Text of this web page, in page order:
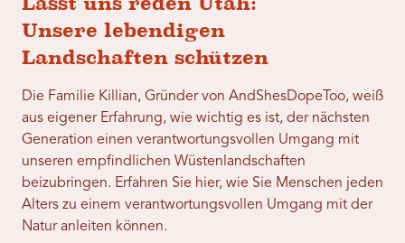
Unsere lebendigen
Landschaften schützen
Die Familie Killian, Gründer von AndShesDopeToo, weiß
aus eigener Erfahrung, wie wichtig es ist, der nächsten
Generation einen verantwortungsvollen Umgang mit
unseren empfindlichen Wüstenlandschaften
beizubringen. Erfahren Sie hier, wie Sie Menschen jeden
Alters zu einem verantwortungsvollen Umgang mit der
Natur anleiten können.